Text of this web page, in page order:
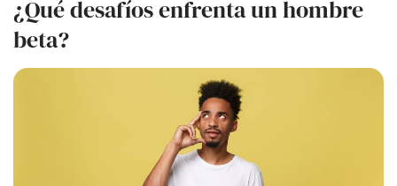
¿Qué desafíos enfrenta un hombre
beta?